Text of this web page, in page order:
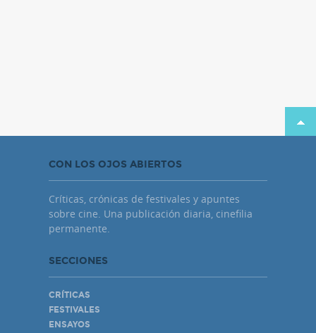
CON LOS OJOS ABIERTOS
Críticas, crónicas de festivales y apuntes
sobre cine. Una publicación diaria, cinefilia
permanente.
SECCIONES
CRÍTICAS
FESTIVALES
ENSAYOS